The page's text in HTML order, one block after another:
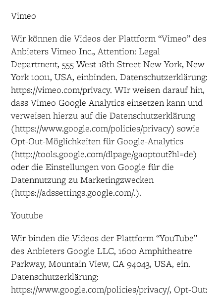
Vimeo
Wir können die Videos der Plattform “Vimeo” des
Anbieters Vimeo Inc., Attention: Legal
Department, 555 West 18th Street New York, New
York 10011, USA, einbinden. Datenschutzerklärung:
https://vimeo.com/privacy. WIr weisen darauf hin,
dass Vimeo Google Analytics einsetzen kann und
verweisen hierzu auf die Datenschutzerklärung
(https://www.google.com/policies/privacy) sowie
Opt-Out-Möglichkeiten für Google-Analytics
(http://tools.google.com/dlpage/gaoptout?hl=de)
oder die Einstellungen von Google für die
Datennutzung zu Marketingzwecken
(https://adssettings.google.com/.).
Youtube
Wir binden die Videos der Plattform “YouTube”
des Anbieters Google LLC, 1600 Amphitheatre
Parkway, Mountain View, CA 94043, USA, ein.
Datenschutzerklärung:
https://www.google.com/policies/privacy/, Opt-Out: